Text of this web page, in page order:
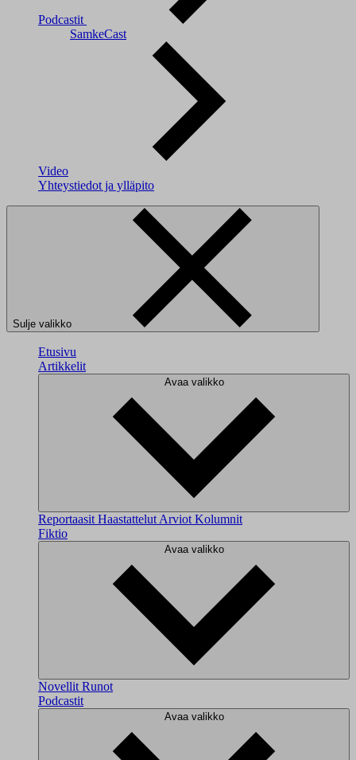
Podcastit
SamkeCast
Video
Yhteystiedot ja ylläpito
Sulje valikko
Etusivu
Artikkelit
Avaa valikko
Reportaasit Haastattelut Arviot Kolumnit
Fiktio
Avaa valikko
Novellit Runot
Podcastit
Avaa valikko